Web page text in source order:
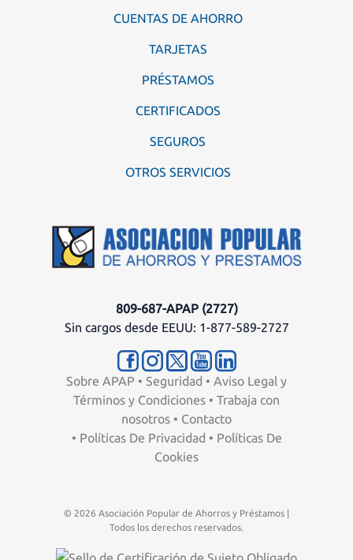
CUENTAS DE AHORRO
TARJETAS
PRÉSTAMOS
CERTIFICADOS
SEGUROS
OTROS SERVICIOS
809-687-APAP (2727)
Sin cargos desde EEUU: 1-877-589-2727
Sobre APAP • Seguridad • Aviso Legal y
Términos y Condiciones • Trabaja con
nosotros • Contacto
• Políticas De Privacidad • Políticas De
Cookies
© 2026 Asociación Popular de Ahorros y Préstamos |
Todos los derechos reservados.